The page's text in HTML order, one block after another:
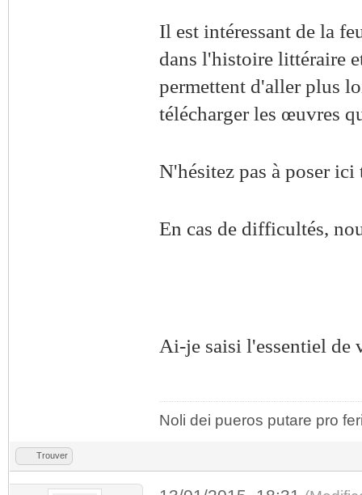
Il est intéressant de la
dans l'histoire littéraire
permettent d'aller plus
télécharger les œuvres
N'hésitez pas à poser
En cas de difficultés,
Ai-je saisi l'essentiel de
Noli dei pueros putare pro
Trouver